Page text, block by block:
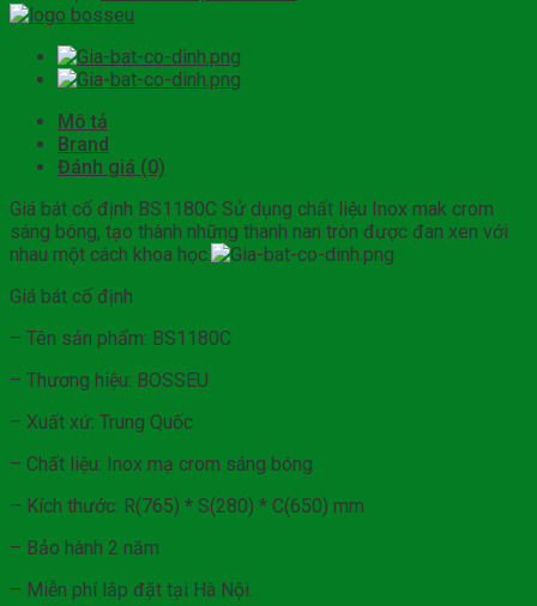
Mô tả
Brand
Đánh giá (0)
Giá bát cố định BS1180C Sử dụng chất liệu Inox mak crom
sáng bóng, tạo thành những thanh nan tròn được đan xen với
nhau một cách khoa học.
Giá bát cố định
– Tên sản phẩm: BS1180C
– Thương hiệu: BOSSEU
– Xuất xứ: Trung Quốc
– Chất liệu: Inox mạ crom sáng bóng
– Kích thước: R(765) * S(280) * C(650) mm
– Bảo hành 2 năm
– Miễn phí lắp đặt tại Hà Nội.